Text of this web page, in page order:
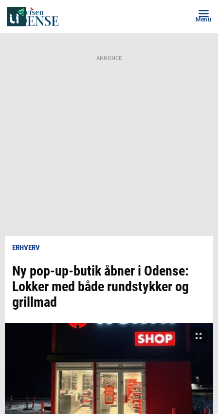
Menu
ANNONCE
ERHVERV
Ny pop-up-butik åbner i Odense:
Lokker med både rundstykker og
grillmad